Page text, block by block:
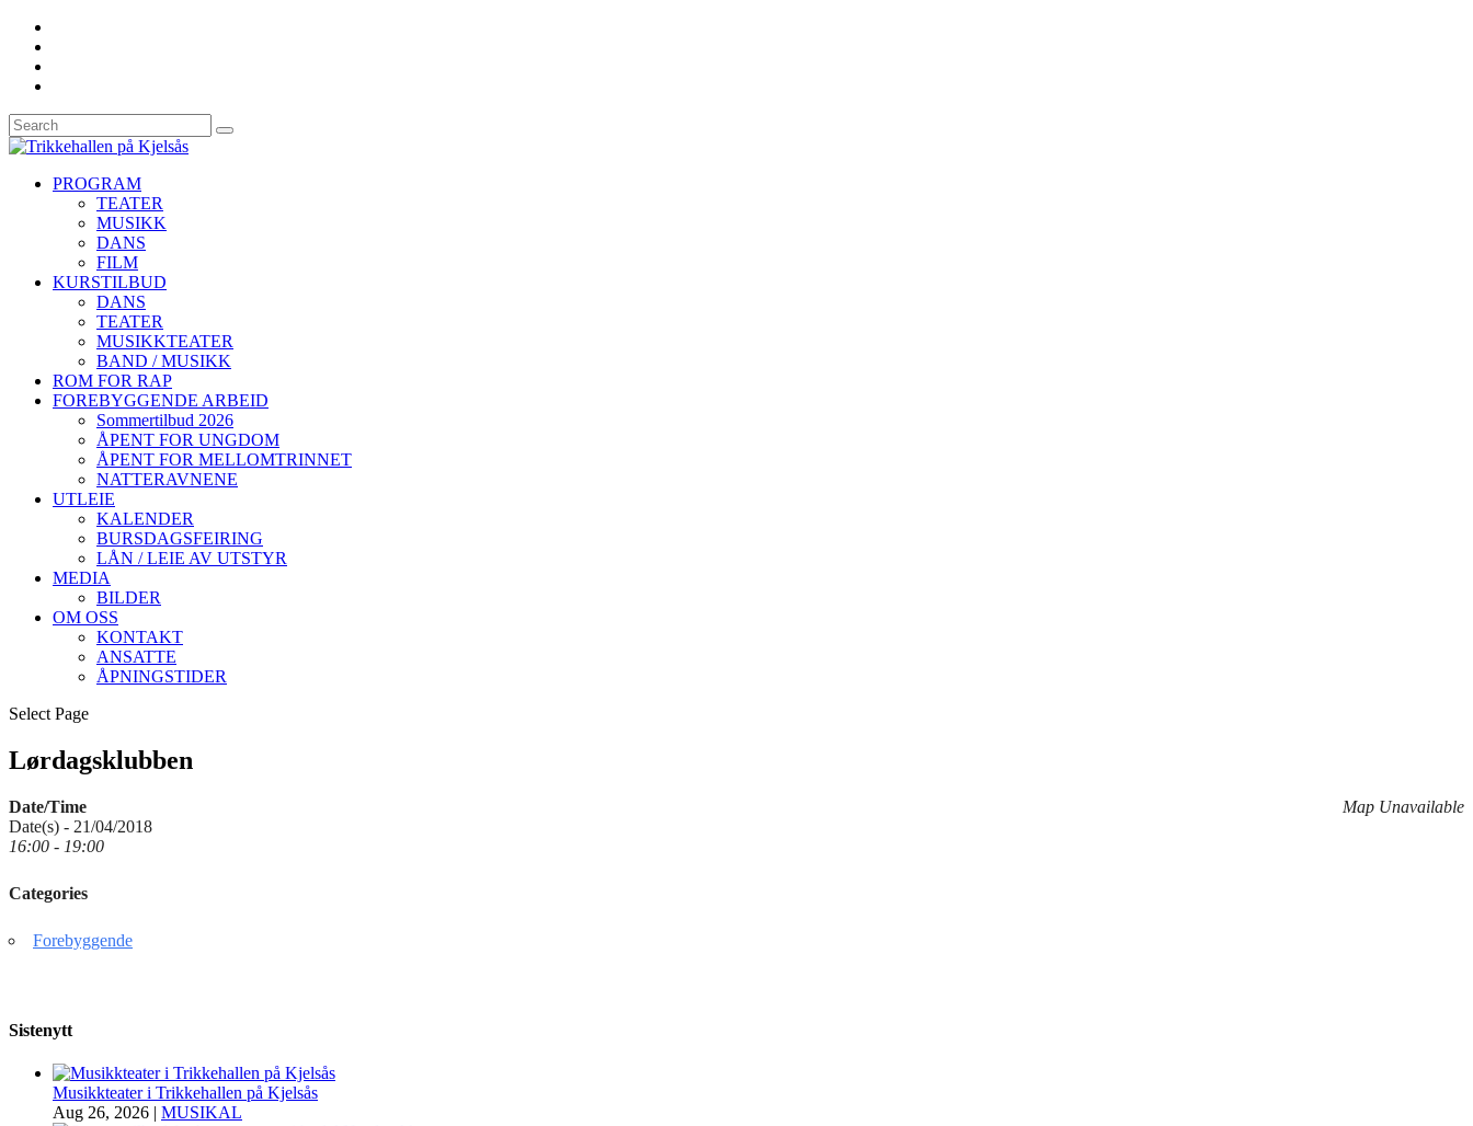
PROGRAM
TEATER
MUSIKK
DANS
FILM
KURSTILBUD
DANS
TEATER
MUSIKKTEATER
BAND / MUSIKK
ROM FOR RAP
FOREBYGGENDE ARBEID
Sommertilbud 2026
ÅPENT FOR UNGDOM
ÅPENT FOR MELLOMTRINNET
NATTERAVNENE
UTLEIE
KALENDER
BURSDAGSFEIRING
LÅN / LEIE AV UTSTYR
MEDIA
BILDER
OM OSS
KONTAKT
ANSATTE
ÅPNINGSTIDER
Select Page
Lørdagsklubben
Map Unavailable
Date/Time
Date(s) - 21/04/2018
16:00 - 19:00
Categories
Forebyggende
Sistenytt
Musikkteater i Trikkehallen på Kjelsås
Aug 26, 2026 | MUSIKAL